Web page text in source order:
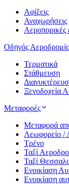
Αφίξεις
Αναχωρήσεις
Αεροπορικές
Οδηγός
Τερματικά
Στάθμευση
Ξενοδοχεία
Μεταφορές
Μεταφορά
Λεωφορείο /
Τρένο
Ταξί
Ταξί
Ενοικίαση
Ενοικίαση